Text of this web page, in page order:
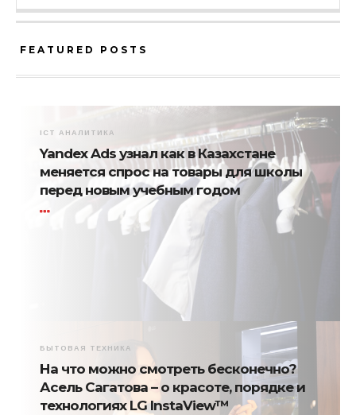
FEATURED POSTS
ICT АНАЛИТИКА
Yandex Ads узнал как в Казахстане
меняется спрос на товары для школы
перед новым учебным годом
БЫТОВАЯ ТЕХНИКА
На что можно смотреть бесконечно?
Асель Сагатова – о красоте, порядке и
технологиях LG InstaView™